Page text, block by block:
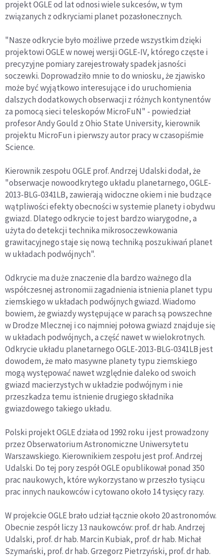
projekt OGLE od lat odnosi wiele sukcesów, w tym
związanych z odkryciami planet pozasłonecznych.
"Nasze odkrycie było możliwe przede wszystkim dzięki
projektowi OGLE w nowej wersji OGLE-IV, którego częste i
precyzyjne pomiary zarejestrowały spadek jasności
soczewki. Doprowadziło mnie to do wniosku, że zjawisko
może być wyjątkowo interesujące i do uruchomienia
dalszych dodatkowych obserwacji z różnych kontynentów
za pomocą sieci teleskopów MicroFuN" - powiedział
profesor Andy Gould z Ohio State University, kierownik
projektu MicroFun i pierwszy autor pracy w czasopiśmie
Science.
Kierownik zespołu OGLE prof. Andrzej Udalski dodał, że
"obserwacje nowoodkrytego układu planetarnego, OGLE-
2013-BLG-0341LB, zawierają widoczne okiem i nie budzące
wątpliwości efekty obecności w systemie planety i obydwu
gwiazd. Dlatego odkrycie to jest bardzo wiarygodne, a
użyta do detekcji technika mikrosoczewkowania
grawitacyjnego staje się nową techniką poszukiwań planet
w układach podwójnych".
Odkrycie ma duże znaczenie dla bardzo ważnego dla
współczesnej astronomii zagadnienia istnienia planet typu
ziemskiego w układach podwójnych gwiazd. Wiadomo
bowiem, że gwiazdy występujące w parach są powszechne
w Drodze Mlecznej i co najmniej połowa gwiazd znajduje się
w układach podwójnych, a część nawet w wielokrotnych.
Odkrycie układu planetarnego OGLE-2013-BLG-0341LB jest
dowodem, że mało masywne planety typu ziemskiego
mogą występować nawet względnie daleko od swoich
gwiazd macierzystych w układzie podwójnym i nie
przeszkadza temu istnienie drugiego składnika
gwiazdowego takiego układu.
Polski projekt OGLE działa od 1992 roku i jest prowadzony
przez Obserwatorium Astronomiczne Uniwersytetu
Warszawskiego. Kierownikiem zespołu jest prof. Andrzej
Udalski. Do tej pory zespół OGLE opublikował ponad 350
prac naukowych, które wykorzystano w przeszło tysiącu
prac innych naukowców i cytowano około 14 tysięcy razy.
W projekcie OGLE brało udział łącznie około 20 astronomów.
Obecnie zespół liczy 13 naukowców: prof. dr hab. Andrzej
Udalski, prof. dr hab. Marcin Kubiak, prof. dr hab. Michał
Szymański, prof. dr hab. Grzegorz Pietrzyński, prof. dr hab.